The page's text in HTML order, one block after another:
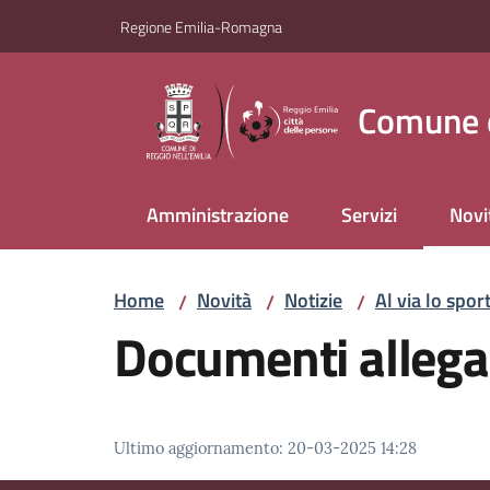
Regione Emilia-Romagna
Amministrazione Servizi
Home / Novità / Notizie / Al via lo
Documenti
Ultimo aggiornamento: 20-03-2025 14:28